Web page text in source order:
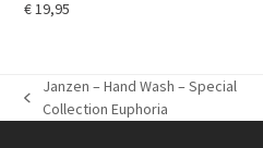
€19,95
previous
Janzen – Hand Wash – Special
Collection Euphoria